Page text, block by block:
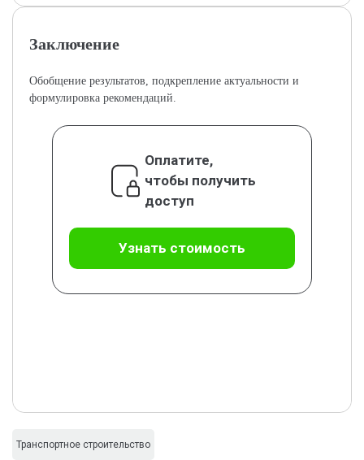
Заключение
Обобщение результатов, подкрепление актуальности и
формулировка рекомендаций.
Оплатите,
чтобы получить
доступ
Узнать стоимость
Транспортное строительство